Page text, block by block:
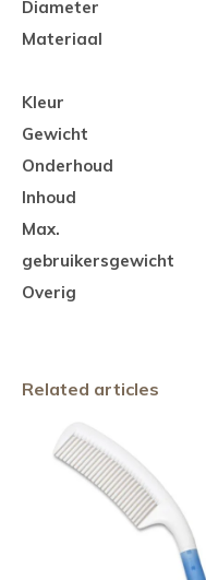
Diameter
Materiaal
Kleur
Gewicht
Onderhoud
Inhoud
Max.
gebruikersgewicht
Overig
Related articles